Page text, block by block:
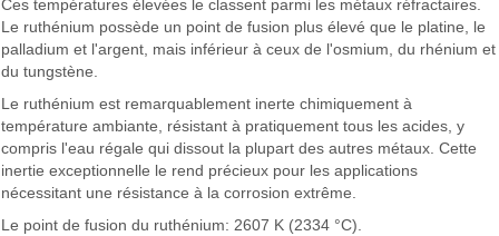
Ces températures élevées le classent parmi les métaux réfractaires.
Le ruthénium possède un point de fusion plus élevé que le platine, le
palladium et l'argent, mais inférieur à ceux de l'osmium, du rhénium et
du tungstène.
Le ruthénium est remarquablement inerte chimiquement à
température ambiante, résistant à pratiquement tous les acides, y
compris l'eau régale qui dissout la plupart des autres métaux. Cette
inertie exceptionnelle le rend précieux pour les applications
nécessitant une résistance à la corrosion extrême.
Le point de fusion du ruthénium: 2607 K (2334 °C).